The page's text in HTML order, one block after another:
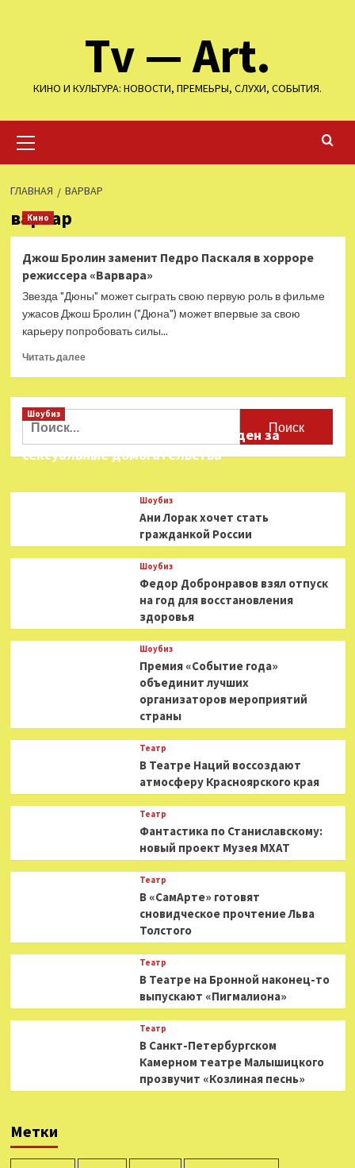
Tv — Art.
КИНО И КУЛЬТУРА: НОВОСТИ, ПРЕМЕЬРЫ, СЛУХИ, СОБЫТИЯ.
меню
ГЛАВНАЯ ВАРВАР
варвар
Кино
Джош Бролин заменит Педро Паскаля в хорроре
режиссера «Варвара»
Звезда "Дюны" может сыграть свою первую роль в фильме
ужасов Джош Бролин ("Дюна") может впервые за свою
карьеру попробовать силы...
Читать далееПрочитать
Джош
Педро
Паскаля
хорроре
Найти:
Шоубиз
Звезда «Игры в кальмара» осужден за
сексуальные домогательства
Шоубиз
Ани Лорак хочет стать
гражданкой России
Шоубиз
Федор Добронравов взял отпуск
на год для восстановления
здоровья
Шоубиз
Премия «Событие года»
объединит лучших
организаторов мероприятий
страны
Театр
В Театре Наций воссоздают
атмосферу Красноярского края
Театр
Фантастика по Станиславскому:
новый проект Музея МХАТ
Театр
В «СамАрте» готовят
сновидческое прочтение Льва
Толстого
Театр
В Театре на Бронной наконец-то
выпускают «Пигмалиона»
Театр
В Санкт-Петербургском
Камерном театре Малышицкого
прозвучит «Козлиная песнь»
Метки